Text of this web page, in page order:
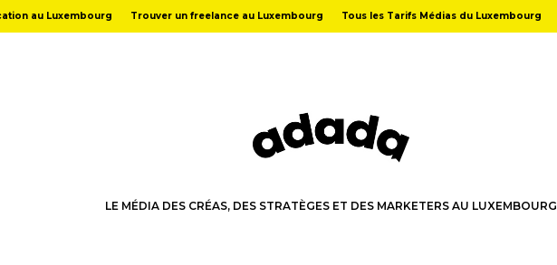
au Luxembourg Trouver un freelance au Luxembourg Tous les Tarifs Médias du Luxembourg
LE MÉDIA DES CRÉAS, DES STRATÈGES ET DES MARKETERS AU LUXEMBOURG